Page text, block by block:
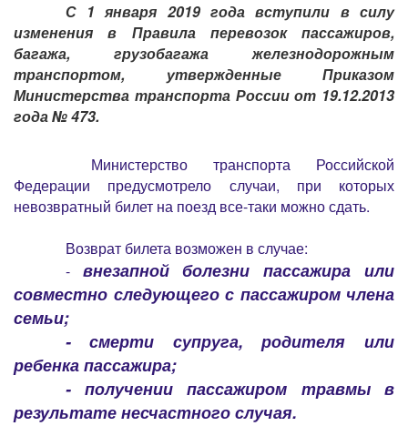
С 1 января 2019 года вступили в силу
изменения в Правила перевозок пассажиров,
багажа, грузобагажа железнодорожным
транспортом, утвержденные Приказом
Министерства транспорта России от 19.12.2013
года № 473.
Министерство транспорта Российской
Федерации предусмотрело случаи, при которых
невозвратный билет на поезд все-таки можно сдать.
Возврат билета возможен в случае:
- внезапной болезни пассажира или
совместно следующего с пассажиром члена
семьи;
- смерти супруга, родителя или
ребенка пассажира;
- получении пассажиром травмы в
результате несчастного случая.